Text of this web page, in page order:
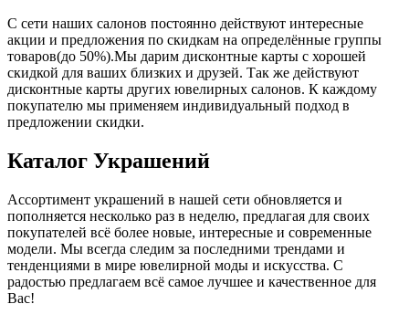
С сети наших салонов постоянно действуют интересные
акции и предложения по скидкам на определённые группы
товаров(до 50%).Мы дарим дисконтные карты с хорошей
скидкой для ваших близких и друзей. Так же действуют
дисконтные карты других ювелирных салонов. К каждому
покупателю мы применяем индивидуальный подход в
предложении скидки.
Каталог Украшений
Ассортимент украшений в нашей сети обновляется и
пополняется несколько раз в неделю, предлагая для своих
покупателей всё более новые, интересные и современные
модели. Мы всегда следим за последними трендами и
тенденциями в мире ювелирной моды и искусства. С
радостью предлагаем всё самое лучшее и качественное для
Вас!